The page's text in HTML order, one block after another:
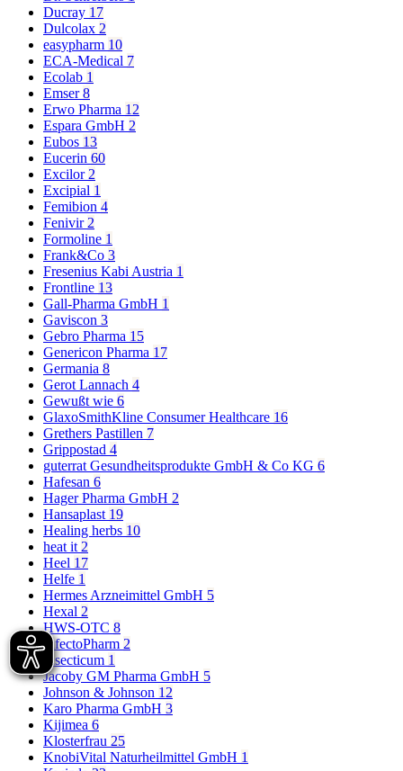
Ducray 17
Dulcolax 2
easypharm 10
ECA-Medical 7
Ecolab 1
Emser8
Erwo Pharma 12
Espara GmbH 2
Eubos 13
Eucerin 60
Excilor2
Excipial 1
Femibion 4
Fenivir2
Formoline 1
Frank&Co 3
Fresenius Kabi Austria 1
Frontline 13
Gall-Pharma GmbH 1
Gaviscon 3
Gebro Pharma 15
Genericon Pharma 17
Germania 8
Gerot Lannach 4
Gewußt wie 6
GlaxoSmithKline Consumer Healthcare 16
Grethers Pastillen 7
Grippostad 4
guterrat Gesundheitsprodukte GmbH & Co KG 6
Hafesan 6
Hager Pharma GmbH 2
Hansaplast 19
Healing herbs 10
heat it2
Heel 17
Helfe 1
Hermes Arzneimittel GmbH 5
Hexal 2
HWS-OTC 8
InfectoPharm 2
Insecticum 1
Jacoby GM Pharma GmbH 5
Johnson & Johnson 12
Karo Pharma GmbH 3
Kijimea 6
Klosterfrau 25
KnobiVital Naturheilmittel GmbH 1